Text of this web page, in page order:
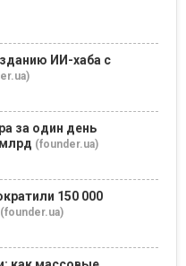
ИИ-хаба с
за один день
(founder.ua)
150 000
(founder.ua)